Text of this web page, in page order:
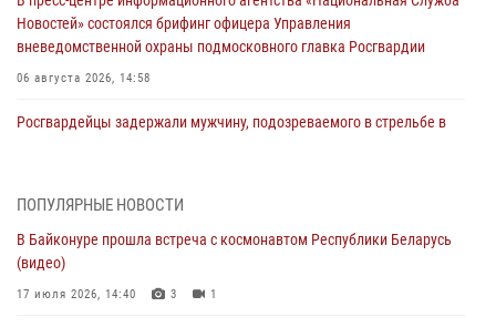
Новостей» состоялся брифинг офицера Управления
вневедомственной охраны подмосковного главка Росгвардии
06 августа 2026, 14:58
Росгвардейцы задержали мужчину, подозреваемого в стрельбе в
Подмосковье
05 августа 2026, 15:52
ПОПУЛЯРНЫЕ НОВОСТИ
В Байконуре прошла встреча с космонавтом Республики Беларусь
(видео)
17 июля 2026, 14:40 3 1